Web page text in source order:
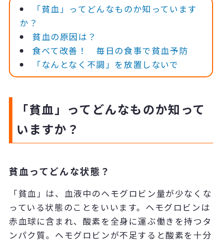
「貧血」ってどんなものか知っています
か？
貧血の原因は？
食べて改善！ 毎日の食事で貧血予防
「なんとなく不調」を放置しないで
「貧血」ってどんなものか知って
いますか？
貧血ってどんな状態？
「貧血」は、血液中のヘモグロビン量が少なくな
っている状態のことをいいます。ヘモグロビンは
赤血球に含まれ、酸素を全身に運ぶ働きを持つタ
ンパク質。ヘモグロビンが不足すると酸素を十分